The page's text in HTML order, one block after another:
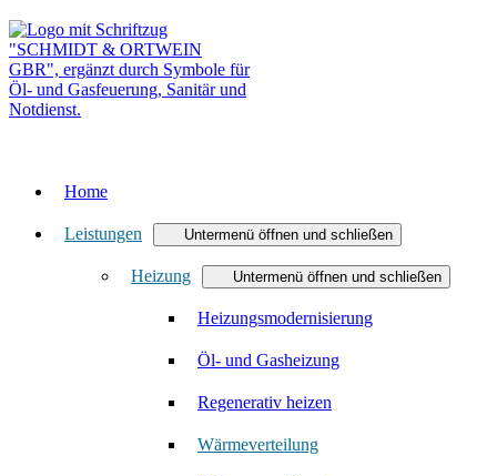
Home
Leistungen Untermenü öffnen und schließen
Heizung Untermenü öffnen und schließen
Heizungsmodernisierung
Öl- und Gasheizung
Regenerativ heizen
Wärmeverteilung